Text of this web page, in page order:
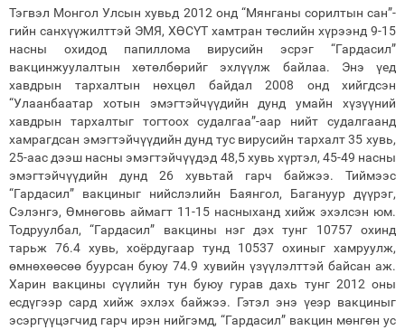
Тэгвэл Монгол Улсын хувьд 2012 онд “Мянганы сорилтын сан”-
гийн санхүүжилттэй ЭМЯ, ХӨСҮТ хамтран төслийн хүрээнд 9-15
насны охидод папиллома вирусийн эсрэг “Гардасил”
вакцинжуулалтын хөтөлбөрийг эхлүүлж байлаа. Энэ үед
хавдрын тархалтын нөхцөл байдал 2008 онд хийгдсэн
“Улаанбаатар хотын эмэгтэйчүүдийн дунд умайн хүзүүний
хавдрын тархалтыг тогтоох судалгаа”-аар нийт судалгаанд
хамрагдсан эмэгтэйчүүдийн дунд тус вирусийн тархалт 35 хувь,
25-аас дээш насны эмэгтэйчүүдэд 48,5 хувь хүртэл, 45-49 насны
эмэгтэйчүүдийн дунд 26 хувьтай гарч байжээ. Тиймээс
“Гардасил” вакциныг нийслэлийн Баянгол, Багануур дүүрэг,
Сэлэнгэ, Өмнөговь аймагт 11-15 насныханд хийж эхэлсэн юм.
Тодруулбал, “Гардасил” вакцины нэг дэх тунг 10757 охинд
тарьж 76.4 хувь, хоёрдугаар тунд 10537 охиныг хамруулж,
өмнөхөөсөө буурсан буюу 74.9 хувийн үзүүлэлттэй байсан аж.
Харин вакцины сүүлийн тун буюу гурав дахь тунг 2012 оны
есдүгээр сард хийж эхлэх байжээ. Гэтэл энэ үеэр вакциныг
эсэргүүцэгчид гарч ирэн нийгэмд, “Гардасил” вакцин мөнгөн ус